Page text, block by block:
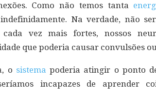
Como não temos tanta
Na verdade, não
cada vez mais fortes, nossos
que poderia causar convulsões
o sistema poderia atingir o ponto
incapazes de aprender